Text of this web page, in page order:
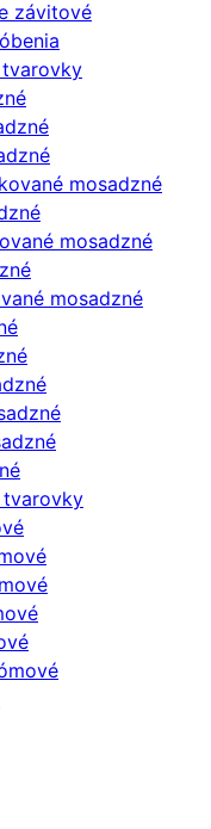
závitové
mosadzné
mosadzné
mosadzné
tvarovky